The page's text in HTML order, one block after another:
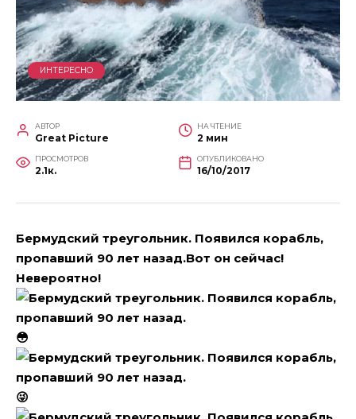
ИНТЕРЕСНО
АВТОР
Great Picture
НА ЧТЕНИЕ
2 мин
ПРОСМОТРОВ
2.1к.
ОПУБЛИКОВАНО
16/10/2017
Бермудский треугольник. Появился корабль,
пропавший 90 лет назад.Вот он сейчас!
Невероятно!
😳
😜